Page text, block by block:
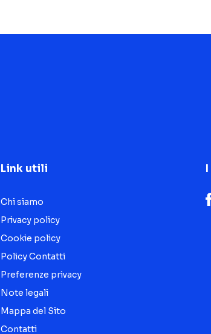
Link utili
Chi siamo
Privacy policy
Cookie policy
Policy Contatti
Preferenze privacy
Note legali
Mappa del Sito
Contatti